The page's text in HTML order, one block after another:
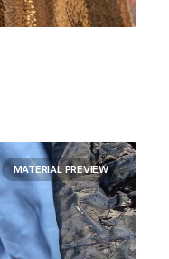
MATERIAL PREVIEW